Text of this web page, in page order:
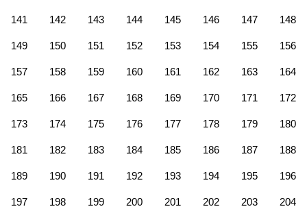
141 142 143 144 145 146 147 148
149 150 151 152 153 154 155 156
157 158 159 160 161 162 163 164
165 166 167 168 169 170 171 172
173 174 175 176 177 178 179 180
181 182 183 184 185 186 187 188
189 190 191 192 193 194 195 196
197 198 199 200 201 202 203 204